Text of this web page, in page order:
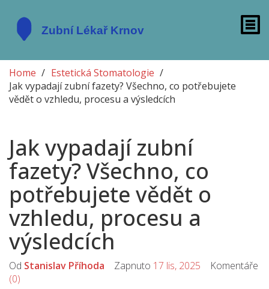
Home
Estetická Stomatologie
Jak vypadají zubní fazety? Všechno, co potřebujete
vědět o vzhledu, procesu a výsledcích
Jak vypadají zubní
fazety? Všechno, co
potřebujete vědět o
vzhledu, procesu a
výsledcích
Od Stanislav Příhoda Zapnuto 17 lis, 2025 Komentáře
(0)